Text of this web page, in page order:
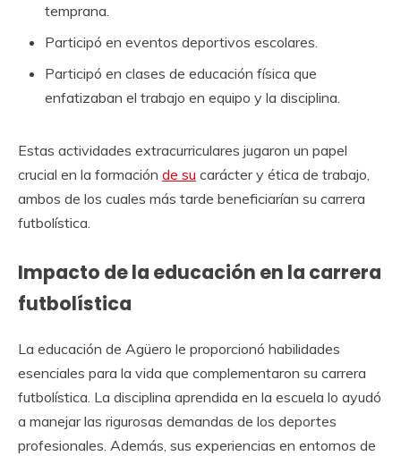
temprana.
Participó en eventos deportivos escolares.
Participó en clases de educación física que
enfatizaban el trabajo en equipo y la disciplina.
Estas actividades extracurriculares jugaron un papel
crucial en la formación de su carácter y ética de trabajo,
ambos de los cuales más tarde beneficiarían su carrera
futbolística.
Impacto de la educación en la carrera
futbolística
La educación de Agüero le proporcionó habilidades
esenciales para la vida que complementaron su carrera
futbolística. La disciplina aprendida en la escuela lo ayudó
a manejar las rigurosas demandas de los deportes
profesionales. Además, sus experiencias en entornos de